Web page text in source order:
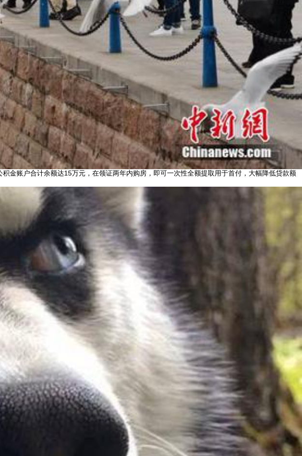
金账户合计余额达15万元，在领证两年内购房，即可一次性全额提取用于首付，大幅降低贷款额